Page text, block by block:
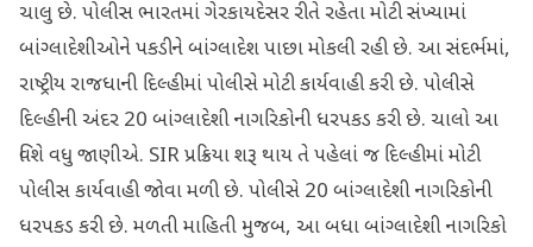
ચાલુ છે. પોલીસ ભારતમાં ગેરકાયદેસર રીતે રહેતા મોટી સંખ્યામાં
બાંગ્લાદેશીઓને પકડીને બાંગ્લાદેશ પાછા મોકલી રહી છે. આ સંદર્ભમાં,
રાષ્ટ્રીય રાજધાની દિલ્હીમાં પોલીસે મોટી કાર્યવાહી કરી છે. પોલીસે
દિલ્હીની અંદર 20 બાંગ્લાદેશી નાગરિકોની ધરપકડ કરી છે. ચાલો આ
વિશે વધુ જાણીએ. SIR પ્રક્રિયા શરૂ થાય તે પહેલાં જ દિલ્હીમાં મોટી
પોલીસ કાર્યવાહી જોવા મળી છે. પોલીસે 20 બાંગ્લાદેશી નાગરિકોની
ધરપકડ કરી છે. મળતી માહિતી મુજબ, આ બધા બાંગ્લાદેશી નાગરિકો